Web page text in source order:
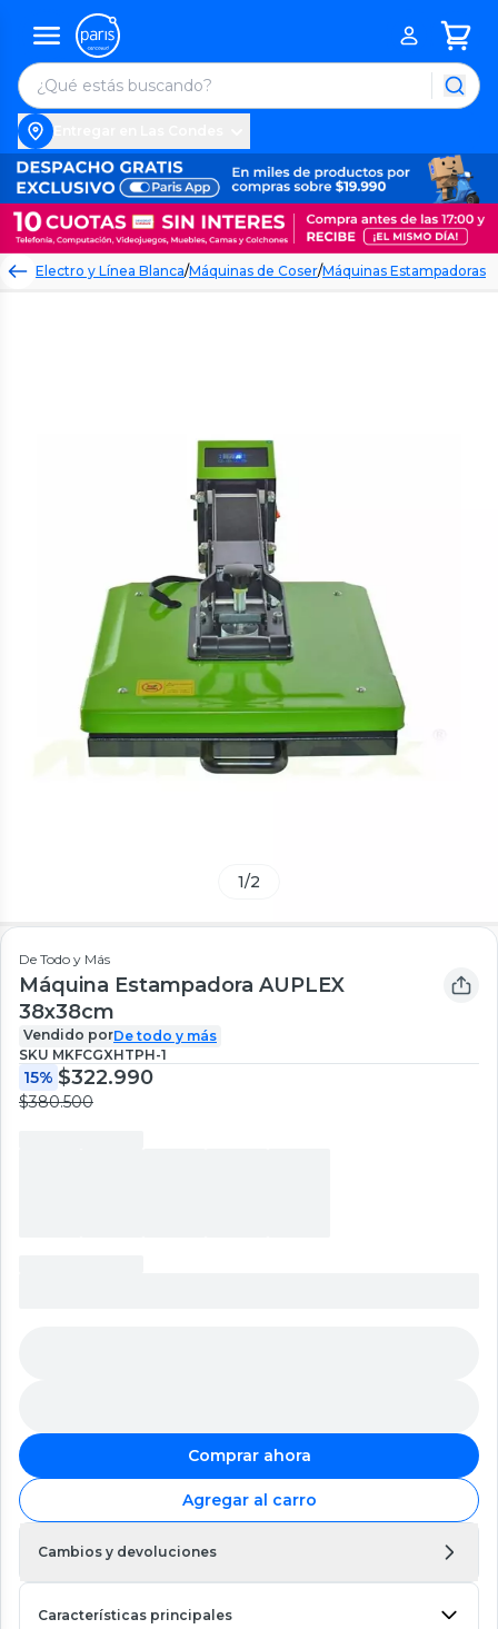
Electro y Línea Blanca/Máquinas de Coser/Máquinas Estampadoras
1/2
De Todo y Más
Máquina Estampadora AUPLEX
38x38cm
Vendido porDe todo y más
SKU MKFCGXHTPH-1
15% $322.990
$380.500
Comprar ahora
Agregar al carro
Cambios y devoluciones
Características principales